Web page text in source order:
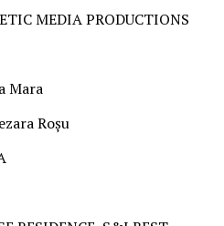
MEDIA PRODUCTIONS
Mara
Roșu